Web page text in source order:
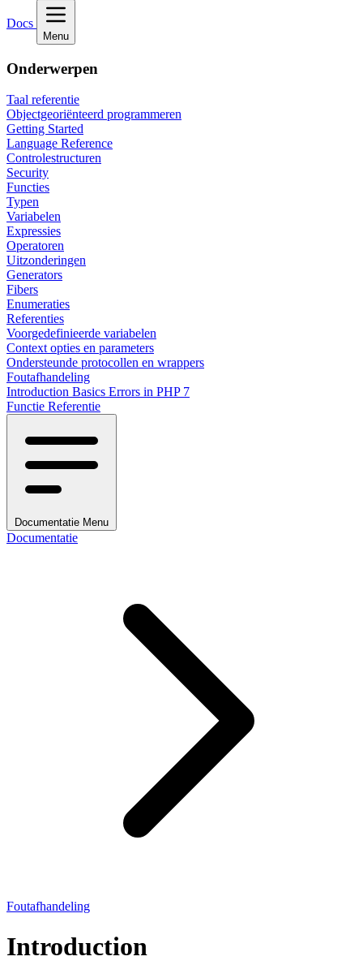
Docs
Menu
Onderwerpen
Taal referentie
Objectgeoriënteerd programmeren
Getting Started
Language Reference
Controlestructuren
Security
Functies
Typen
Variabelen
Expressies
Operatoren
Uitzonderingen
Generators
Fibers
Enumeraties
Referenties
Voorgedefinieerde variabelen
Context opties en parameters
Ondersteunde protocollen en wrappers
Foutafhandeling
Introduction Basics Errors in PHP 7
Functie Referentie
Documentatie Menu
Documentatie
Foutafhandeling
Introduction